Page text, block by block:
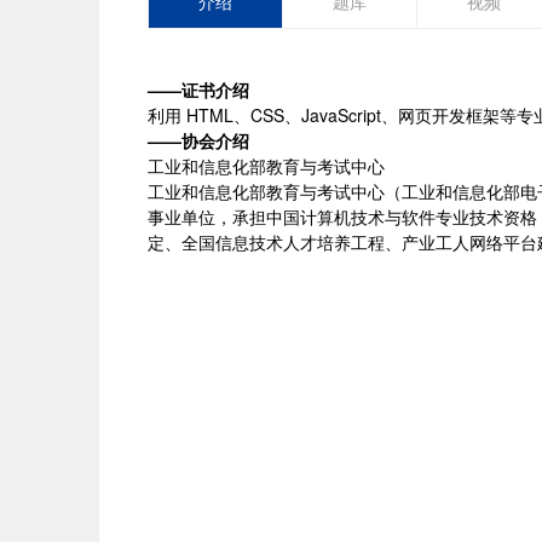
——证书介绍
利用 HTML、CSS、JavaScript、网页开发框架等
——协会介绍
工业和信息化部教育与考试中心
工业和信息化部教育与考试中心（工业和信息化部
事业单位，承担中国计算机技术与软件专业技术资
定、全国信息技术人才培养工程、产业工人网络平